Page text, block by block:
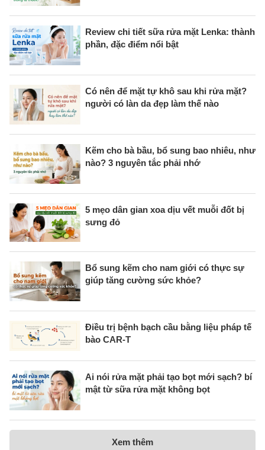
Review chi tiết sữa rửa mặt Lenka: thành
phần, đặc điểm nổi bật
Có nên để mặt tự khô sau khi rửa mặt?
người có làn da đẹp làm thế nào
Kẽm cho bà bầu, bổ sung bao nhiêu, như
nào? 3 nguyên tắc phải nhớ
5 mẹo dân gian xoa dịu vết muỗi đốt bị
sưng đỏ
Bổ sung kẽm cho nam giới có thực sự
giúp tăng cường sức khỏe?
Điều trị bệnh bạch cầu bằng liệu pháp tế
bào CAR-T
Ai nói rửa mặt phải tạo bọt mới sạch? bí
mật từ sữa rửa mặt không bọt
Xem thêm